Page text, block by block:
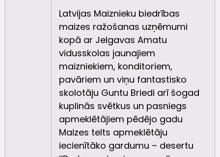
Latvijas Maiznieku biedrības
maizes ražošanas uzņēmumi
kopā ar Jelgavas Amatu
vidusskolas jaunajiem
maizniekiem, konditoriem,
pavāriem un viņu fantastisko
skolotāju Guntu Briedi arī šogad
kuplinās svētkus un pasniegs
apmeklētājiem pēdējo gadu
Maizes telts apmeklētāju
iecienītāko gardumu – desertu